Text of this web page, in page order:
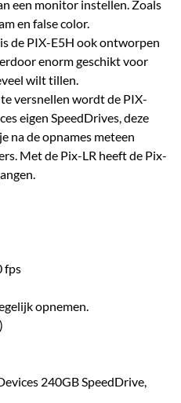
een monitor instellen. Zoals
en false color.
de PIX-E5H ook ontworpen
enorm geschikt voor
wilt tillen.
versnellen wordt de PIX-
eigen SpeedDrives, deze
na de opnames meteen
Met de Pix-LR heeft de Pix-
fps
opnemen.
240GB SpeedDrive,